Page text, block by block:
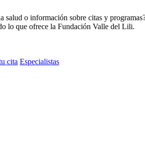
salud o información sobre citas y
lo que ofrece la Fundación Valle del Lili.
cita Especialistas